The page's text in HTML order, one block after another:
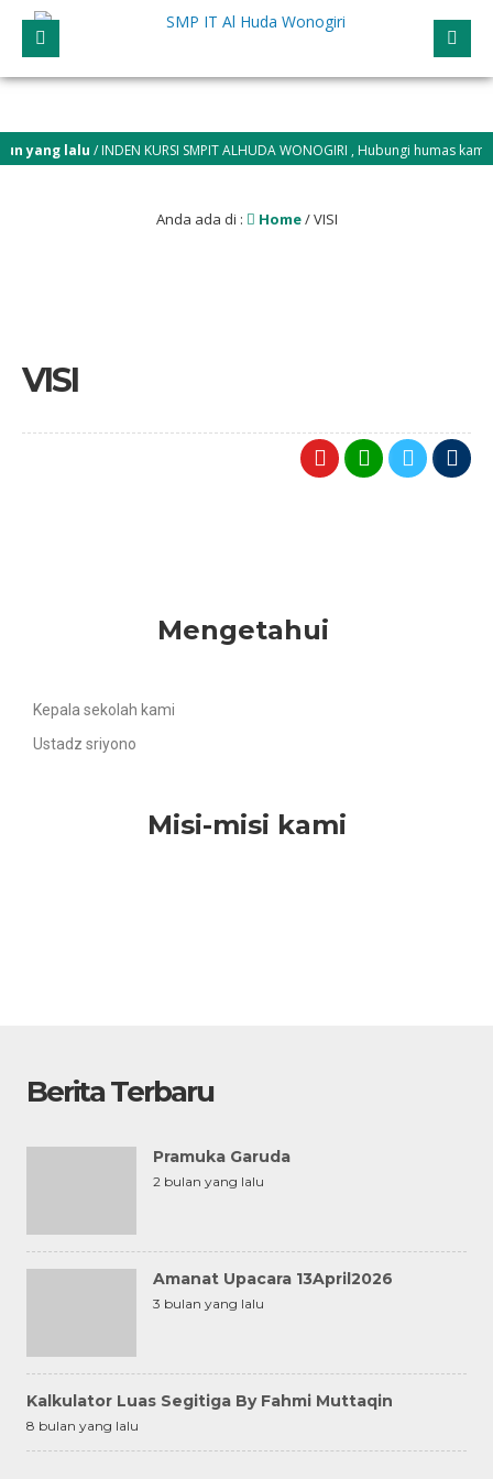
yang lalu/ INDEN KURSI SMPIT ALHUDA WONOGIRI , Hubungi humas
Anda ada di : Home/VISI
VISI
Mengetahui
Kepala sekolah kami
Ustadz sriyono
Misi-misi kami
Berita Terbaru
Pramuka Garuda
2 bulan yang lalu
Amanat Upacara 13April2026
3 bulan yang lalu
Kalkulator Luas Segitiga By Fahmi Muttaqin
8 bulan yang lalu